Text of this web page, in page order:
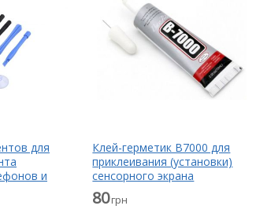
для
и
Клей-герметик B7000 для
приклеивания (установки)
сенсорного экрана
(тачскрина), дисплея
(модуля) прозрачный 15 мл
80грн